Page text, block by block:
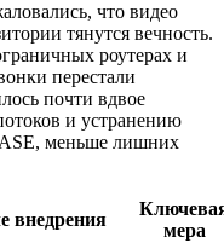
что видео
тянутся вечность.
роутерах и
перестали
почти вдвое
и устранению
меньше лишних
внедрения
мера